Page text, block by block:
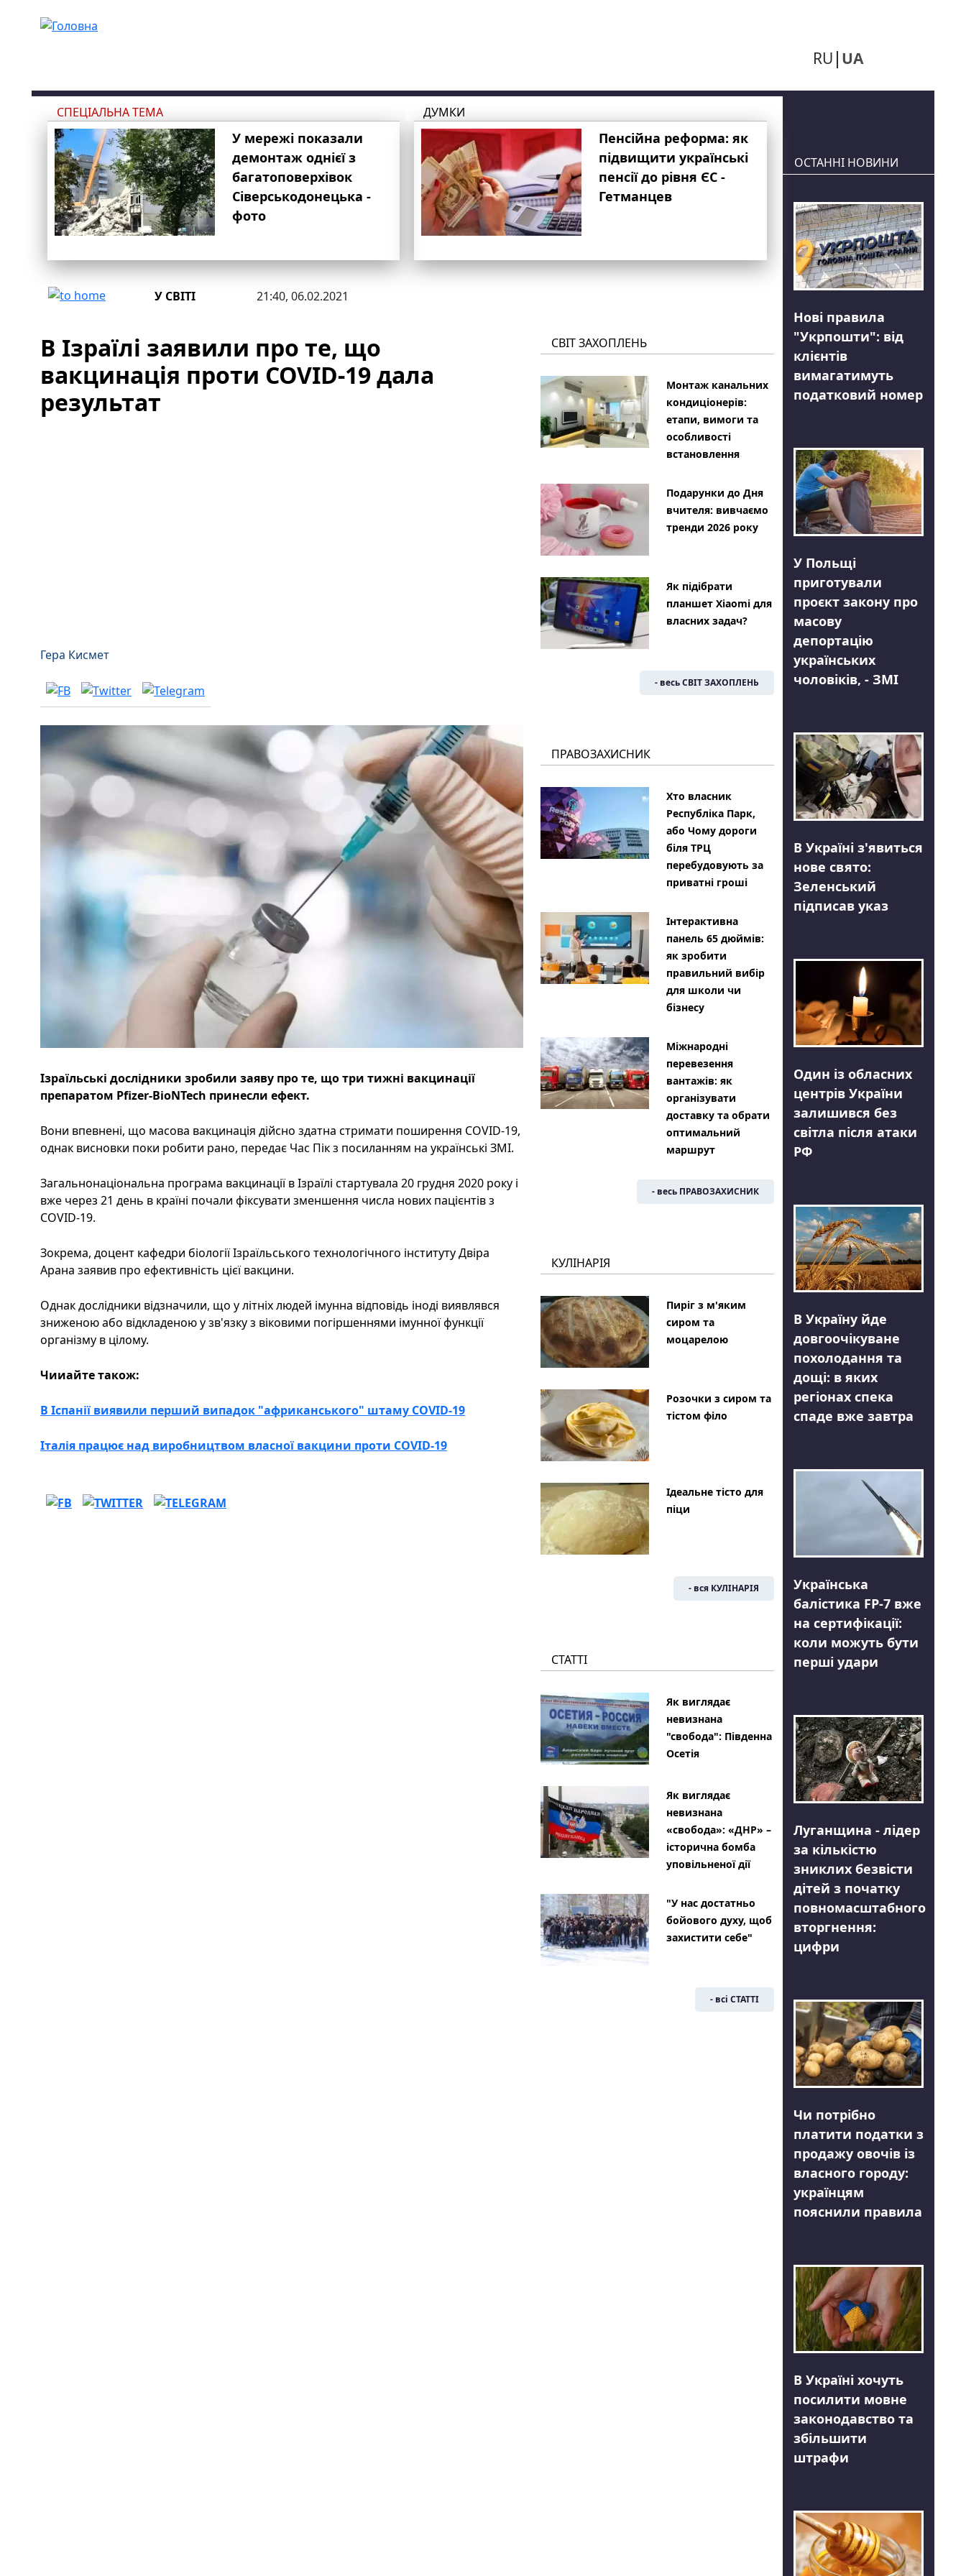
RU UA
СПЕЦІАЛЬНА ТЕМА
У мережі показали
демонтаж однієї з
багатоповерхівок
Сіверськодонецька -
фото
ДУМКИ
Пенсійна реформа: як
підвищити українські
пенсії до рівня ЄС -
Гетманцев
У СВІТІ 21:40, 06.02.2021
В Ізраїлі заявили про те, що
вакцинація проти COVID-19 дала
результат
Гера Кисмет
Ізраїльські дослідники зробили заяву про те, що три тижні вакцинації
препаратом Pfizer-BioNTech принесли ефект.
Вони впевнені, що масова вакцинація дійсно здатна стримати поширення COVID-19,
однак висновки поки робити рано, передає Час Пік з посиланням на українські ЗМІ.
Загальнонаціональна програма вакцинації в Ізраїлі стартувала 20 грудня 2020 року і
вже через 21 день в країні почали фіксувати зменшення числа нових пацієнтів з
COVID-19.
Зокрема, доцент кафедри біології Ізраїльського технологічного інституту Двіра
Арана заявив про ефективність цієї вакцини.
Однак дослідники відзначили, що у літніх людей імунна відповідь іноді виявлявся
зниженою або відкладеною у зв'язку з віковими погіршеннями імунної функції
організму в цілому.
Чииайте також:
В Іспанії виявили перший випадок "африканського" штаму COVID-19
Італія працює над виробництвом власної вакцини проти COVID-19
СВІТ ЗАХОПЛЕНЬ
Монтаж канальних
кондиціонерів:
етапи, вимоги та
особливості
встановлення
Подарунки до Дня
вчителя: вивчаємо
тренди 2026 року
Як підібрати
планшет Xiaomi для
власних задач?
- весь СВІТ ЗАХОПЛЕНЬ
ПРАВОЗАХИСНИК
Хто власник
Республіка Парк,
або Чому дороги
біля ТРЦ
перебудовують за
приватні гроші
Інтерактивна
панель 65 дюймів:
як зробити
правильний вибір
для школи чи
бізнесу
Міжнародні
перевезення
вантажів: як
організувати
доставку та обрати
оптимальний
маршрут
- весь ПРАВОЗАХИСНИК
КУЛІНАРІЯ
Пиріг з м'яким
сиром та
моцарелою
Розочки з сиром та
тістом філо
Ідеальне тісто для
піци
- вся КУЛІНАРІЯ
СТАТТІ
Як виглядає
невизнана
"свобода": Південна
Осетія
Як виглядає
невизнана
«свобода»: «ДНР» –
історична бомба
уповільненої дії
"У нас достатньо
бойового духу, щоб
захистити себе"
- всі СТАТТІ
ОСТАННІ НОВИНИ
Нові правила
"Укрпошти": від
клієнтів
вимагатимуть
податковий номер
У Польщі
приготували
проєкт закону про
масову
депортацію
українських
чоловіків, - ЗМІ
В Україні з'явиться
нове свято:
Зеленський
підписав указ
Один із обласних
центрів України
залишився без
світла після атаки
РФ
В Україну йде
довгоочікуване
похолодання та
дощі: в яких
регіонах спека
спаде вже завтра
Українська
балістика FP-7 вже
на сертифікації:
коли можуть бути
перші удари
Луганщина - лідер
за кількістю
зниклих безвісти
дітей з початку
повномасштабного
вторгнення:
цифри
Чи потрібно
платити податки з
продажу овочів із
власного городу:
українцям
пояснили правила
В Україні хочуть
посилити мовне
законодавство та
збільшити
штрафи